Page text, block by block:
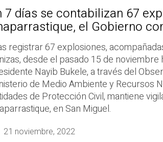
7 días se contabilizan 67
el Gobierno
registrar 67 explosiones,
desde el pasado 15 de noviembre
Nayib Bukele, a través del
de Medio Ambiente y Recursos
de Protección Civil, mantiene
en San Miguel.
21 noviembre, 2022